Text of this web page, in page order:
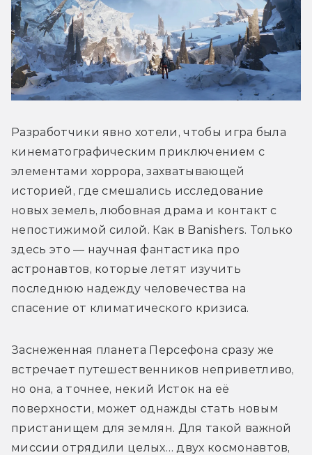
Разработчики явно хотели, чтобы игра была
кинематографическим приключением с
элементами хоррора, захватывающей
историей, где смешались исследование
новых земель, любовная драма и контакт с
непостижимой силой. Как в Banishers. Только
здесь это — научная фантастика про
астронавтов, которые летят изучить
последнюю надежду человечества на
спасение от климатического кризиса.
Заснеженная планета Персефона сразу же
встречает путешественников неприветливо,
но она, а точнее, некий Исток на её
поверхности, может однажды стать новым
пристанищем для землян. Для такой важной
миссии отрядили целых… двух космонавтов,